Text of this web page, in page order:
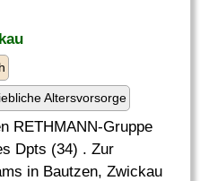
Altersvorsorge
RETHMANN-Gruppe
Dpts (34) . Zur
in Bautzen, Zwickau